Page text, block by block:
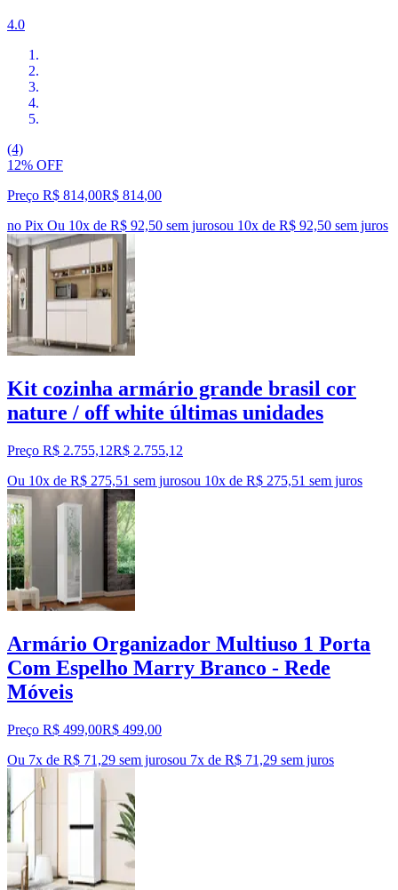
4.0
(4)
12% OFF
Preço R$ 814,00R$ 814,00
no Pix Ou 10x de R$ 92,50 sem jurosou 10x de R$ 92,50 sem juros
Kit cozinha armário grande brasil cor
nature / off white últimas unidades
Preço R$ 2.755,12R$ 2.755,12
Ou 10x de R$ 275,51 sem jurosou 10x de R$ 275,51 sem juros
Armário Organizador Multiuso 1 Porta
Com Espelho Marry Branco - Rede
Móveis
Preço R$ 499,00R$ 499,00
Ou 7x de R$ 71,29 sem jurosou 7x de R$ 71,29 sem juros